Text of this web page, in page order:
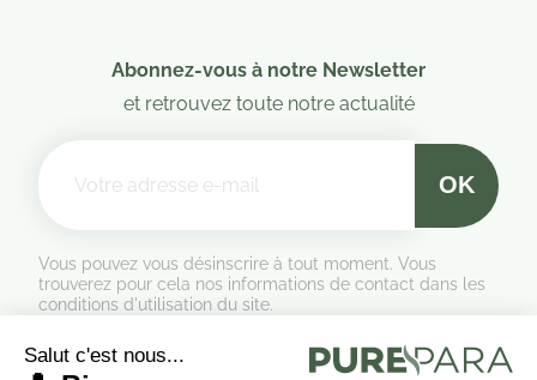
Abonnez-vous à notre Newsletter
et retrouvez toute notre actualité
Vous pouvez vous désinscrire à tout moment. Vous
trouverez pour cela nos informations de contact dans les
conditions d'utilisation du site.